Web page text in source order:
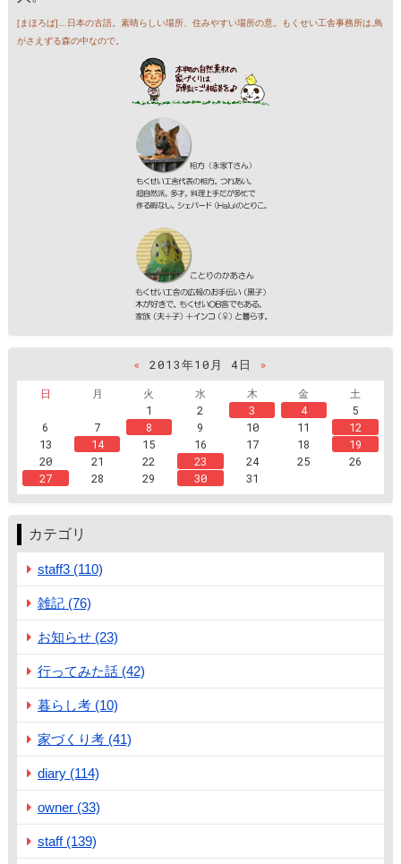
[まほろば]…日本の古語。素晴らしい場所、住みやすい場所の意。もくせい工舎事務所は,鳥
がさえずる森の中なので。
« 2013年10月 4日
»
日
月 火 水 木 金
土
1
2 3 4
5
6
7 8 9 10 11
12
13
14 15 16 17 18
19
20
21 22 23 24 25
26
27
28 29 30 31
カテゴリ
staff3 (110)
雑記 (76)
お知らせ (23)
行ってみた話 (42)
暮らし考 (10)
家づくり考 (41)
diary (114)
owner (33)
staff (139)